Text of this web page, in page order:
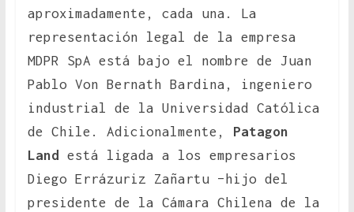
aproximadamente, cada una. La
representación legal de la empresa
MDPR SpA está bajo el nombre de Juan
Pablo Von Bernath Bardina, ingeniero
industrial de la Universidad Católica
de Chile. Adicionalmente, Patagon
Land
está ligada a los empresarios
Diego Errázuriz Zañartu –hijo del
presidente de la Cámara Chilena de la